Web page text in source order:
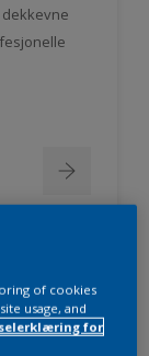
dekkevne
of cookies
usage, and
for